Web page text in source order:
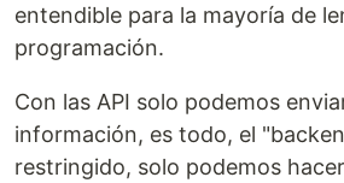
entendible para la mayoría de
programación.
Con las API solo podemos
información, es todo, el
restringido, solo podemos